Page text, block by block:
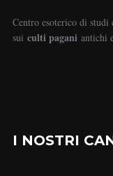
Centro esoterico di studi
sui culti paganiantichi
I NOSTRI